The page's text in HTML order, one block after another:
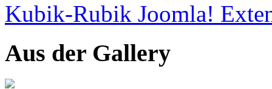
Kubik-Rubik Joomla!
Aus der Gallery